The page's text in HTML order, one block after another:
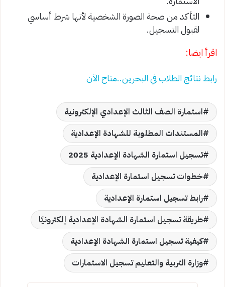
التأكد من صحة الصورة الشخصية لأنها شرط أساسي
لقبول التسجيل.
اقرأ ايضا:
رابط نتائج الطلاب في البحرين..متاح الآن
استمارة الصف الثالث الإعدادي الإلكترونية
المستندات المطلوبة للشهادة الإعدادية
تسجيل استمارة الشهادة الإعدادية 2025
خطوات تسجيل استمارة الإعدادية
رابط تسجيل استمارة الإعدادية
طريقة تسجيل استمارة الشهادة الإعدادية إلكترونيًا
كيفية تسجيل استمارة الشهادة الإعدادية
وزارة التربية والتعليم تسجيل الاستمارات